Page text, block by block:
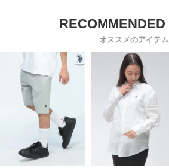
オススメのアイテム